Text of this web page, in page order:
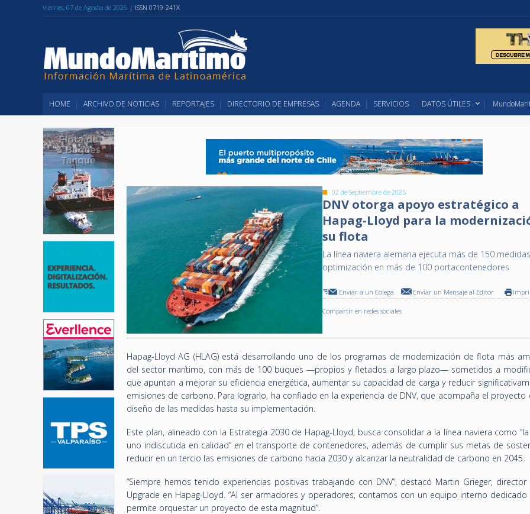
Viernes, 07 de Agosto de 2026 | ISSN 0719-241X
HOME ARCHIVO DE NOTICIAS REPORTAJES DIRECTORIO DE EMPRESAS AGENDA SERVICIOS DATOS ÚTILES
02 de Septiembre de 2025
DNV otorga apoyo estratégico a
Hapag-Lloyd para la
su flota
La línea naviera alemana ejecuta más de 150
optimización en más de 100 portacontenedores
Enviar a un Colega Enviar un Mensaje al Editor
Compartir en redes sociales
Hapag-Lloyd AG (HLAG) está desarrollando uno de los programas de modernización de flota más
del sector marítimo, con más de 100 buques —propios y fletados a largo plazo— sometidos a
que apuntan a mejorar su eficiencia energética, aumentar su capacidad de carga y reducir
emisiones de carbono. Para lograrlo, ha confiado en la experiencia de DNV, que acompaña el proyecto
diseño de las medidas hasta su implementación.
Este plan, alineado con la Estrategia 2030 de Hapag-Lloyd, busca consolidar a la línea naviera como
uno indiscutida en calidad” en el transporte de contenedores, además de cumplir sus metas de
reducir en un tercio las emisiones de carbono hacia 2030 y alcanzar la neutralidad de carbono en 2045.
“Siempre hemos tenido experiencias positivas trabajando con DNV”, destacó Martin Grieger, director
Upgrade en Hapag-Lloyd. “Al ser armadores y operadores, contamos con un equipo interno dedicado
permite orquestar un proyecto de esta magnitud”.